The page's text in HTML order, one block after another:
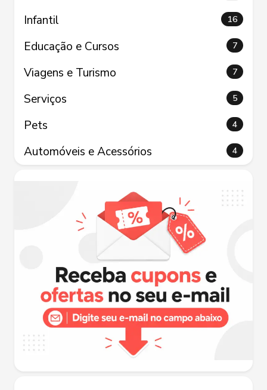
Infantil 16
Educação e Cursos 7
Viagens e Turismo 7
Serviços 5
Pets 4
Automóveis e Acessórios 4